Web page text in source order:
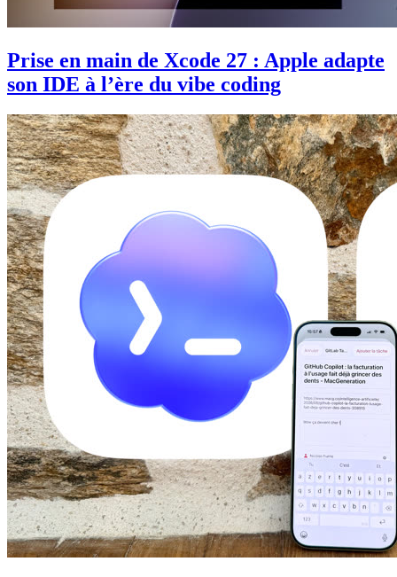
Prise en main de Xcode 27 : Apple adapte
son IDE à l’ère du vibe coding